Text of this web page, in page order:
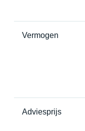
Vermogen
Adviesprijs